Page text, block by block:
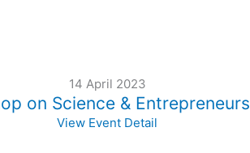
14 April 2023
on Science &
View Event Detail